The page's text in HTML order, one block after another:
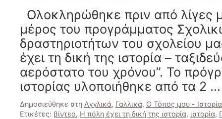
Ολοκληρώθηκε πριν από λίγες
μέρος του προγράμματος
δραστηριοτήτων του σχολείου
έχει τη δική της ιστορία –
αερόστατο του χρόνου”. Το
ιστορίας υλοποιήθηκε από τα 2
Δημοσιεύθηκε στη Αγγλικά, Γαλλικά, Ο Τόπος μου -
Ετικέτες: βίντεο, Η πόλη έχει τη δική της ιστορία, ιστορία,